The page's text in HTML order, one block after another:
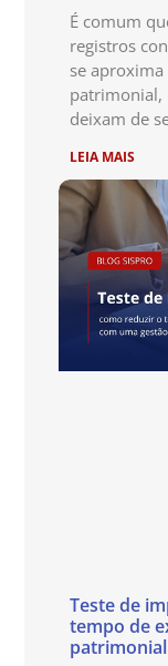
É comum
registros
se
patrimonial,
deixam de
LEIA MAIS
Teste de
tempo de